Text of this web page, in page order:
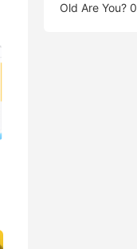
Old Are You? 0